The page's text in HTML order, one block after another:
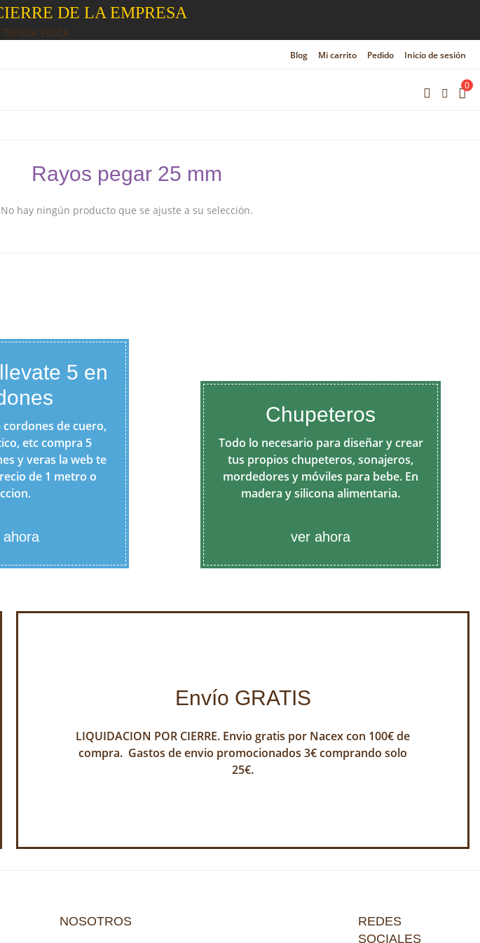
DE LA EMPRESA
FISICA
Blog Mi carrito Pedido Inicio de sesión
0
Rayos pegar 25 mm
No hay ningún producto que se ajuste a su selección.
5 en
cordones de cuero,
etc compra 5
y veras la web te
de 1 metro o
ahora
Chupeteros
Todo lo necesario para diseñar y crear
tus propios chupeteros, sonajeros,
mordedores y móviles para bebe. En
madera y silicona alimentaria.
ver ahora
Envío GRATIS
LIQUIDACION POR CIERRE. Envio gratis por Nacex con 100€ de
compra. Gastos de envio promocionados 3€ comprando solo
25€.
REDES
SOCIALES
NOSOTROS